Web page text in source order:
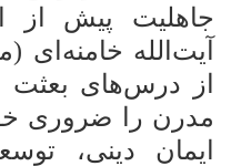
جاهلیت پیش
آیت‌الله خامنه‌ای
از درس‌های بعثت
مدرن را ضروری
ایمان دینی،